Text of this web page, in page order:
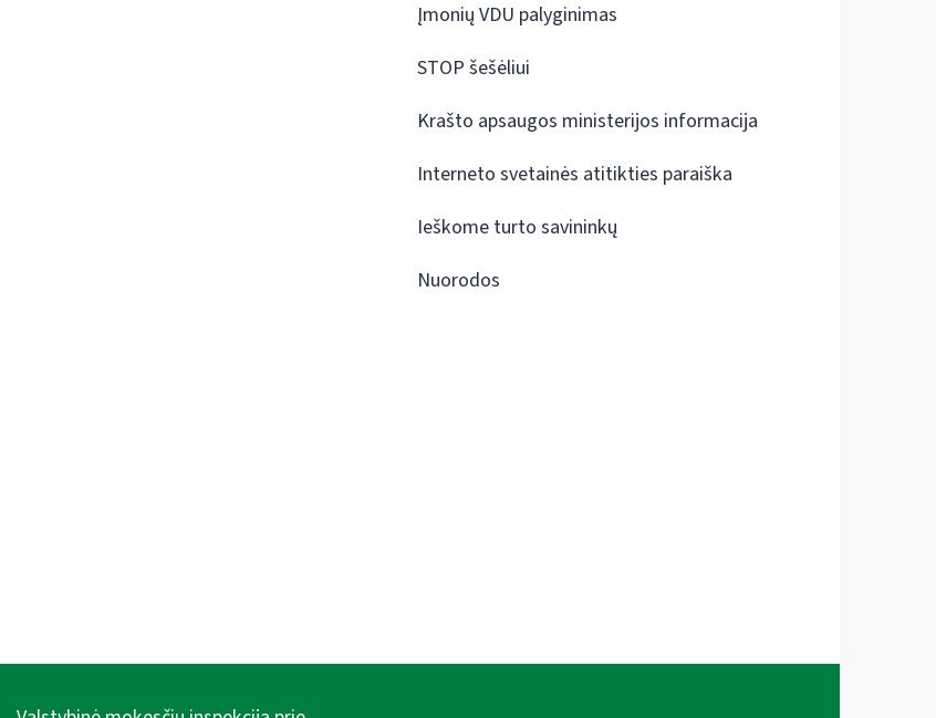
Įmonių VDU palyginimas
STOP šešėliui
Krašto apsaugos ministerijos informacija
Interneto svetainės atitikties paraiška
Ieškome turto savininkų
Nuorodos